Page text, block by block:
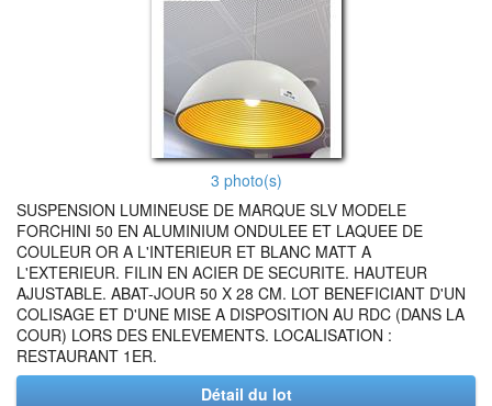
3 photo(s)
SUSPENSION LUMINEUSE DE MARQUE SLV MODELE
FORCHINI 50 EN ALUMINIUM ONDULEE ET LAQUEE DE
COULEUR OR A L'INTERIEUR ET BLANC MATT A
L'EXTERIEUR. FILIN EN ACIER DE SECURITE. HAUTEUR
AJUSTABLE. ABAT-JOUR 50 X 28 CM. LOT BENEFICIANT D'UN
COLISAGE ET D'UNE MISE A DISPOSITION AU RDC (DANS LA
COUR) LORS DES ENLEVEMENTS. LOCALISATION :
RESTAURANT 1ER.
Détail du lot